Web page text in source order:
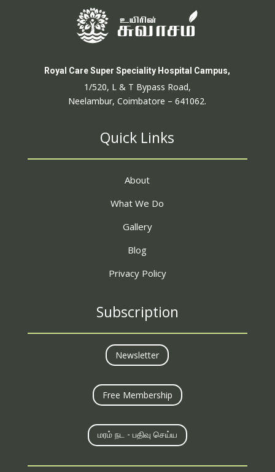
Royal Care Super Speciality Hospital Campus,
1/520, L & T Bypass Road,
Neelambur, Coimbatore – 641062.
Quick Links
About
What We Do
Gallery
Blog
Privacy Policy
Subscription
Newsletter
Free Membership
மரம் நட - பதிவு செய்ய